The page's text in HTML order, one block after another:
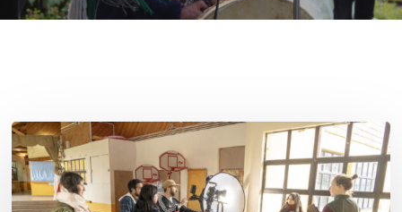
Toda
el
agua